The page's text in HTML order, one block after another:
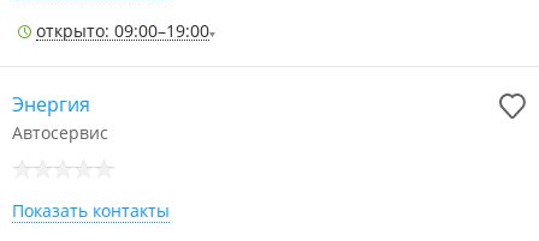
открыто: 09:00–19:00
Энергия
Автосервис
Показать контакты